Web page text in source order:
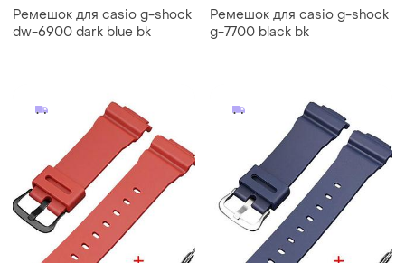
Ремешок для casio g-shock
dw-6900 dark blue bk
Ремешок для casio g-shock
g-7700 black bk